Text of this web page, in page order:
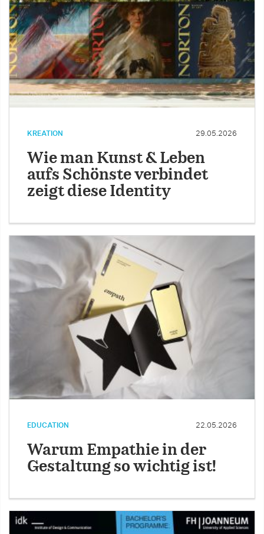
KREATION 29.05.2026
Wie man Kunst & Leben
aufs Schönste verbindet
zeigt diese Identity
EDUCATION 22.05.2026
Warum Empathie in der
Gestaltung so wichtig ist!